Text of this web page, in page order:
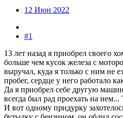
12 Июн 2022
#1
13 лет назад я приобрел своего
больше чем кусок железа с
выручал, куда я только с ним не
пробег, сердце у него работало
Да я приобрел себе другую
всегда был рад проехать на нем...
И вот одному придурку